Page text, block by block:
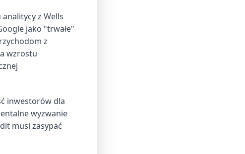
z Wells
jako "trwałe"
z
wzrostu
inwestorów dla
wyzwanie
musi zasypać